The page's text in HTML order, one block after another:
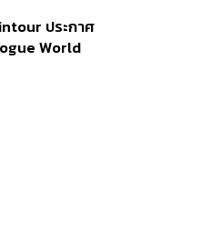
ว่า 30 นัด หาก
วเองอาจสูญ
ประกาศ
World